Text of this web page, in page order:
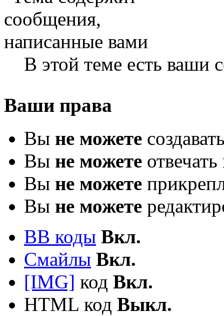
В этой теме есть ваши
Ваши права
Вы не можете
Вы не можете
Вы не можете
Вы не можете
BB коды Вкл.
Смайлы Вкл.
[IMG] код Вкл.
HTML код Выкл.